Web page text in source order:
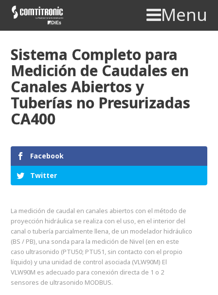
Menu
Sistema Completo para
Medición de Caudales en
Canales Abiertos y
Tuberías no Presurizadas
CA400
Facebook
Twitter
La medición de caudal en canales abiertos con el método de
proyección hidráulica se realiza con el uso, en el interior del
canal o tubería parcialmente llena, de un modelador hidráulico
(BS / PB), una sonda para la medición de Nivel (en en este
caso ultrasonido (PTU50; PTU51, sin contacto con el propio
líquido) y una unidad de control asociada (VLW90M) El
VLW90M es adecuado para conexión directa de 1 o 2
sensores de ultrasonido MODBUS.